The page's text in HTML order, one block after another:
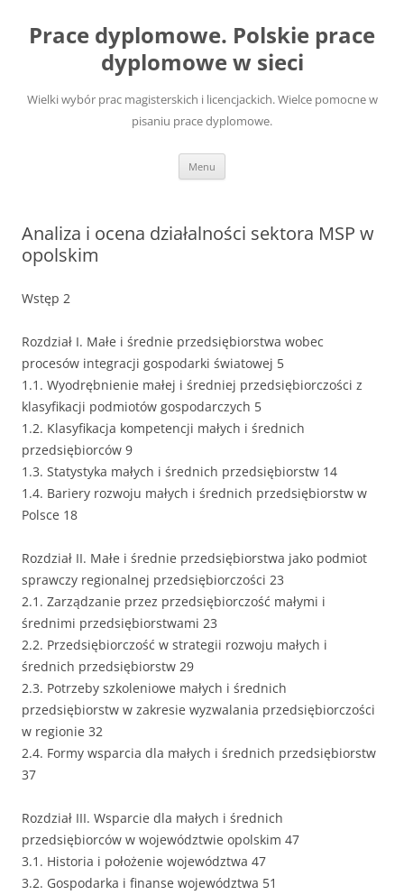
treści
Prace dyplomowe. Polskie prace
dyplomowe w sieci
Wielki wybór prac magisterskich i licencjackich. Wielce pomocne w
pisaniu prace dyplomowe.
Menu
Analiza i ocena działalności sektora MSP w
opolskim
Wstęp 2
Rozdział I. Małe i średnie przedsiębiorstwa wobec
procesów integracji gospodarki światowej 5
1.1. Wyodrębnienie małej i średniej przedsiębiorczości z
klasyfikacji podmiotów gospodarczych 5
1.2. Klasyfikacja kompetencji małych i średnich
przedsiębiorców 9
1.3. Statystyka małych i średnich przedsiębiorstw 14
1.4. Bariery rozwoju małych i średnich przedsiębiorstw w
Polsce 18
Rozdział II. Małe i średnie przedsiębiorstwa jako podmiot
sprawczy regionalnej przedsiębiorczości 23
2.1. Zarządzanie przez przedsiębiorczość małymi i
średnimi przedsiębiorstwami 23
2.2. Przedsiębiorczość w strategii rozwoju małych i
średnich przedsiębiorstw 29
2.3. Potrzeby szkoleniowe małych i średnich
przedsiębiorstw w zakresie wyzwalania przedsiębiorczości
w regionie 32
2.4. Formy wsparcia dla małych i średnich przedsiębiorstw
37
Rozdział III. Wsparcie dla małych i średnich
przedsiębiorców w województwie opolskim 47
3.1. Historia i położenie województwa 47
3.2. Gospodarka i finanse województwa 51